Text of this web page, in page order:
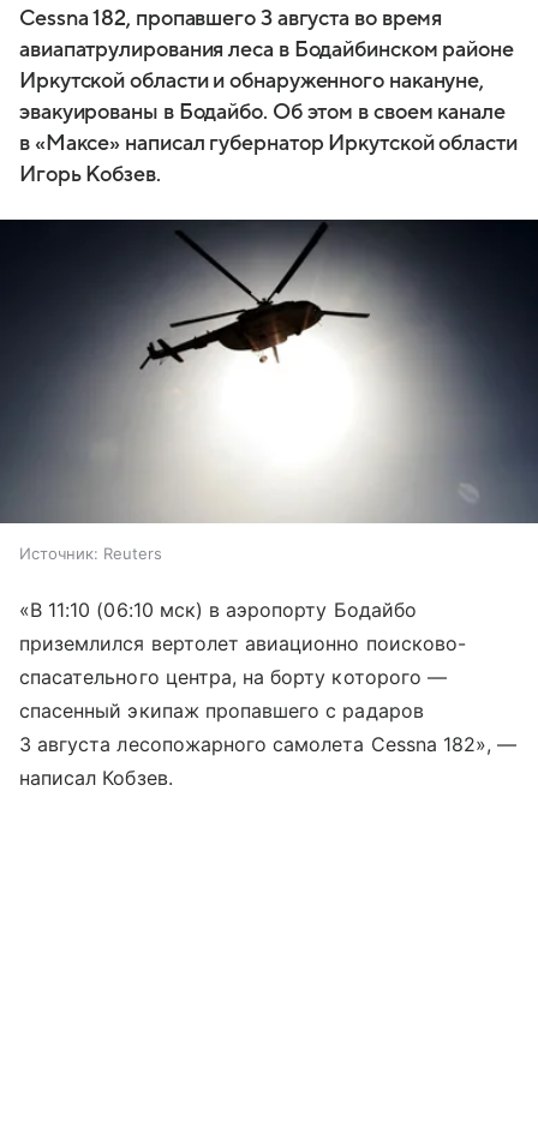
Cessna 182, пропавшего 3 августа во время
авиапатрулирования леса в Бодайбинском районе
Иркутской области и обнаруженного накануне,
эвакуированы в Бодайбо. Об этом в своем канале
в «Максе» написал губернатор Иркутской области
Игорь Кобзев.
Источник: Reuters
«В 11:10 (06:10 мск) в аэропорту Бодайбо
приземлился вертолет авиационно поисково-
спасательного центра, на борту которого —
спасенный экипаж пропавшего с радаров
3 августа лесопожарного самолета Cessna 182», —
написал Кобзев.